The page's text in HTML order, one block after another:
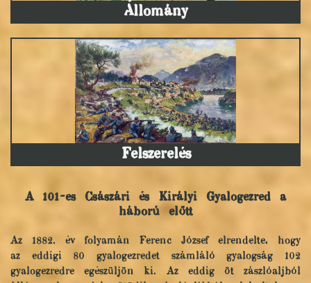
Állomány
Felszerelés
A 101-es Császári és Királyi Gyalogezred a
háború előtt
Az 1882. év folyamán Ferenc József elrendelte, hogy
az eddigi 80 gyalogezredet számláló gyalogság 102
gyalogezredre egészüljön ki. Az eddig öt zászlóaljból